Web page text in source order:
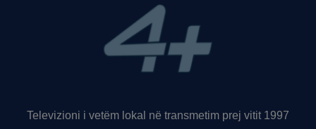
Televizioni i vetëm lokal në transmetim prej vitit 1997